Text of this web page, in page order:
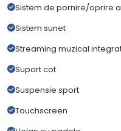
Sistem de pornire/oprire
Sistem sunet
Streaming muzical
Suport cot
Suspensie sport
Touchscreen